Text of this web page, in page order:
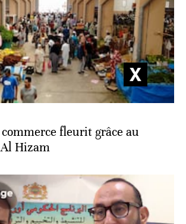
fleurit grâce au
Hizam